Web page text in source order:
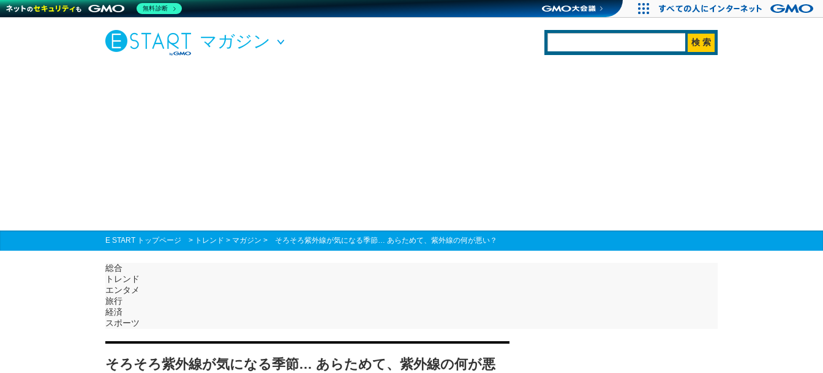
マガジン
E START トップページ > トレンド > マガジン > そろそろ紫外線が気になる季節… あらためて、紫外線の何が悪い？
総合
トレンド
エンタメ
旅行
経済
スポーツ
そろそろ紫外線が気になる季節… あらためて、紫外線の何が悪
無料診断